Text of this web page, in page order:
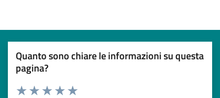
Quanto sono chiare le informazioni su questa
pagina?
Esprimi una valutazione